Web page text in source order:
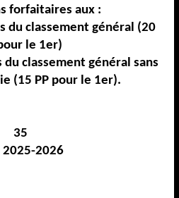
forfaitaires aux :
du classement général (20
le 1er)
classement général sans
(15 PP pour le 1er).
35
2025-2026